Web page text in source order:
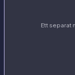
Ett separat